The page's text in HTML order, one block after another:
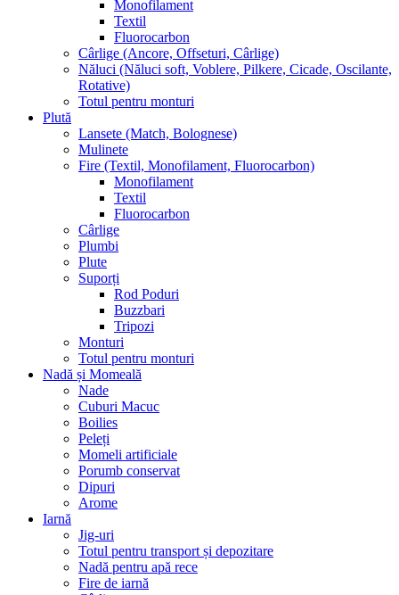
Monofilament
Textil
Fluorocarbon
Cârlige (Ancore, Offseturi, Cârlige)
Năluci (Năluci soft, Voblere, Pilkere, Cicade, Oscilante,
Rotative)
Totul pentru monturi
Plută
Lansete (Match, Bolognese)
Mulinete
Fire (Textil, Monofilament, Fluorocarbon)
Monofilament
Textil
Fluorocarbon
Cârlige
Plumbi
Plute
Suporți
Rod Poduri
Buzzbari
Tripozi
Monturi
Totul pentru monturi
Nadă și Momeală
Nade
Cuburi Macuc
Boilies
Peleți
Momeli artificiale
Porumb conservat
Dipuri
Arome
Iarnă
Jig-uri
Totul pentru transport și depozitare
Nadă pentru apă rece
Fire de iarnă